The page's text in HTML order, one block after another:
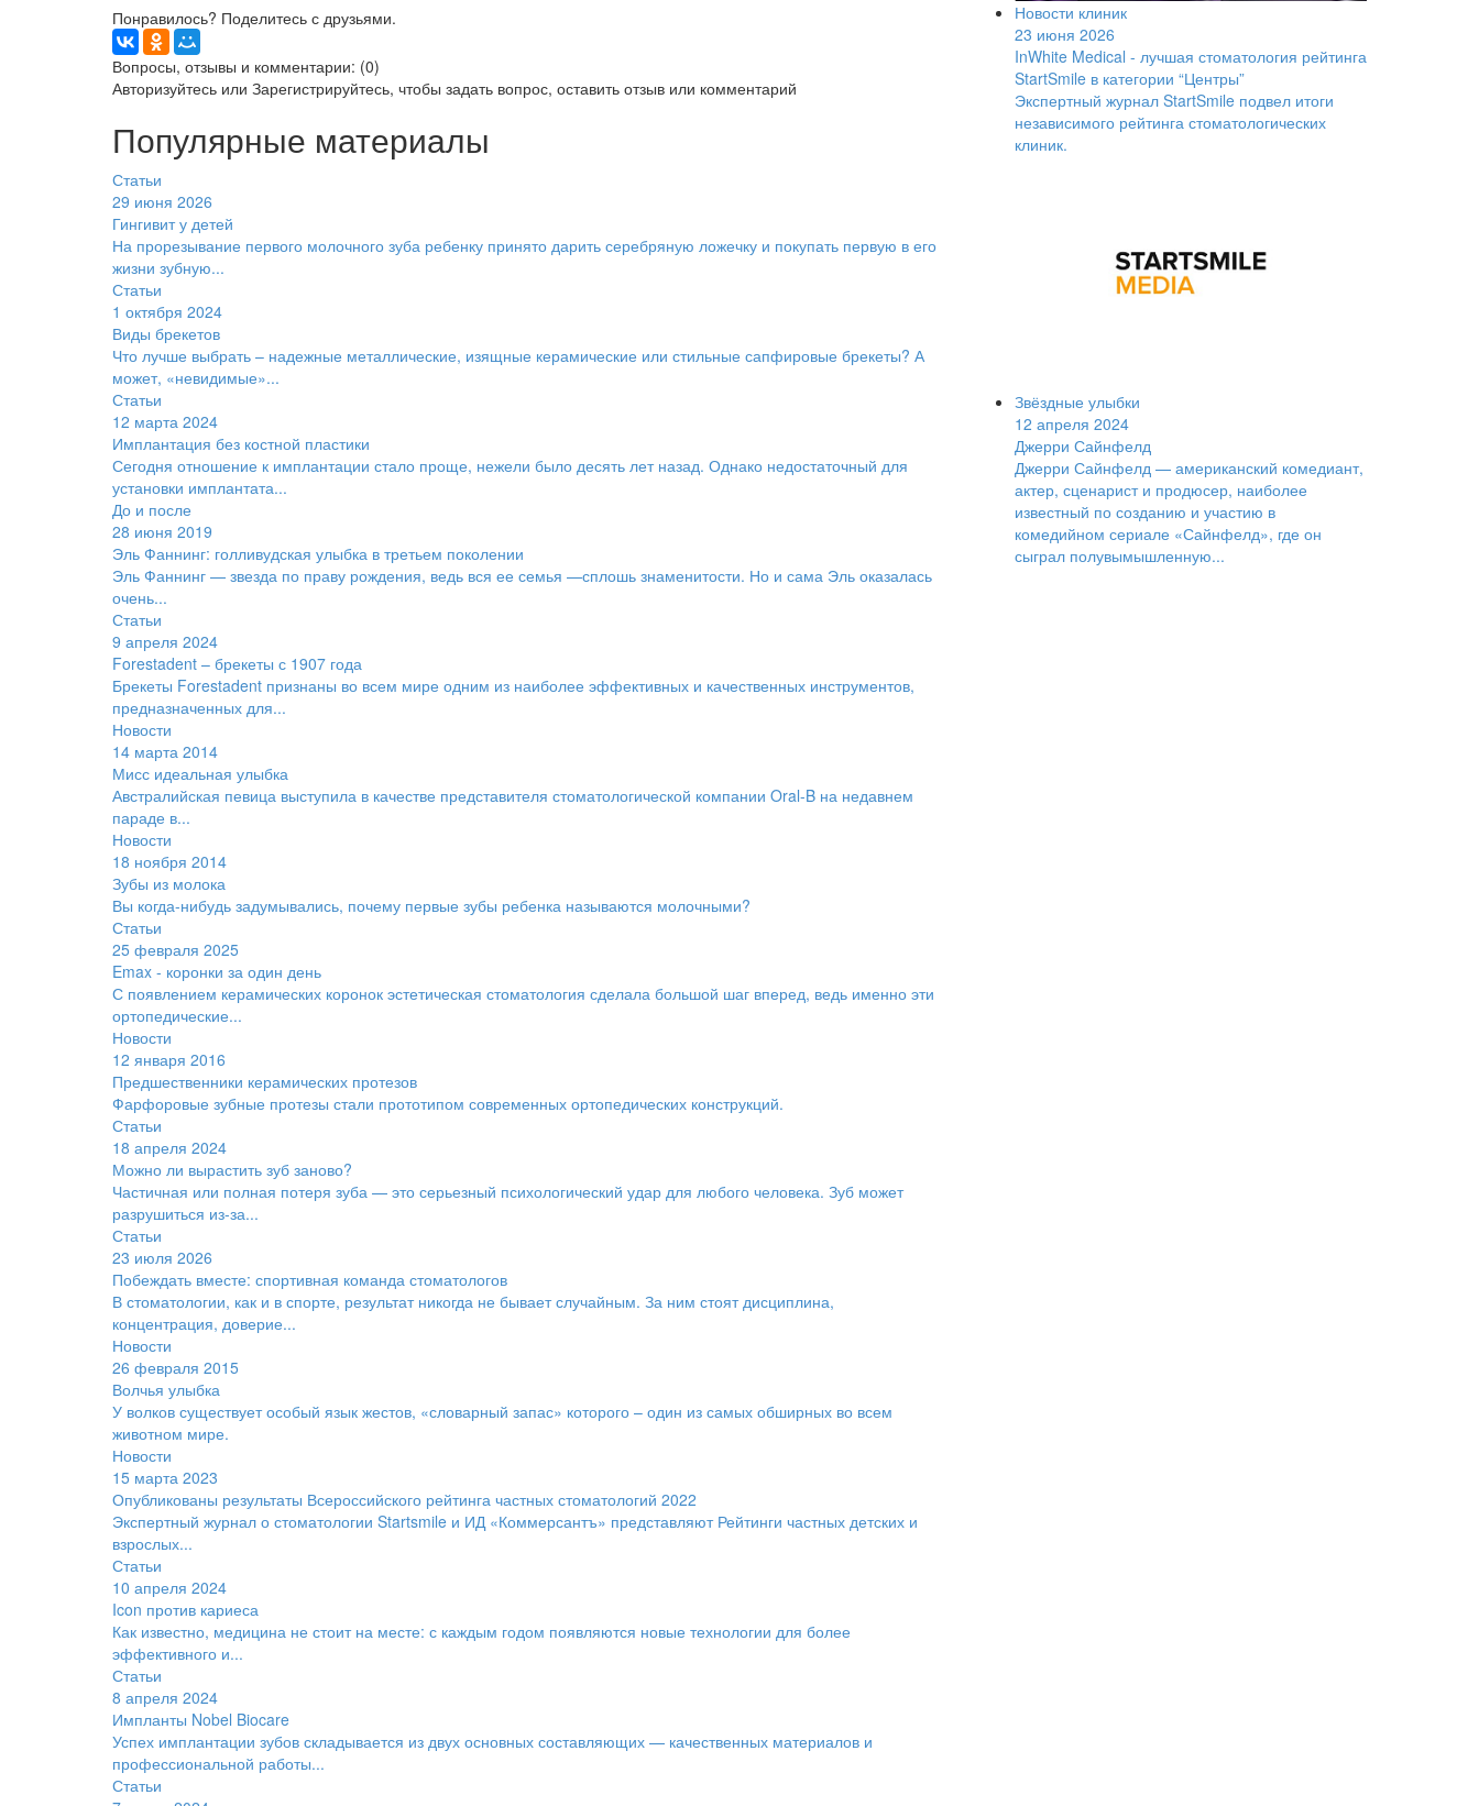
Понравилось? Поделитесь с друзьями.
Вопросы, отзывы и комментарии: (0)
Авторизуйтесь или Зарегистрируйтесь, чтобы задать вопрос, оставить отзыв или комментарий
Популярные материалы
Статьи
29 июня 2026
Гингивит у детей
На прорезывание первого молочного зуба ребенку принято дарить серебряную ложечку и покупать первую в его
жизни зубную...
Статьи
1 октября 2024
Виды брекетов
Что лучше выбрать – надежные металлические, изящные керамические или стильные сапфировые брекеты? А
может, «невидимые»...
Статьи
12 марта 2024
Имплантация без костной пластики
Сегодня отношение к имплантации стало проще, нежели было десять лет назад. Однако недостаточный для
установки имплантата...
До и после
28 июня 2019
Эль Фаннинг: голливудская улыбка в третьем поколении
Эль Фаннинг — звезда по праву рождения, ведь вся ее семья —сплошь знаменитости. Но и сама Эль оказалась
очень...
Статьи
9 апреля 2024
Forestadent – брекеты с 1907 года
Брекеты Forestadent признаны во всем мире одним из наиболее эффективных и качественных инструментов,
предназначенных для...
Новости
14 марта 2014
Мисс идеальная улыбка
Австралийская певица выступила в качестве представителя стоматологической компании Oral-B на недавнем
параде в...
Новости
18 ноября 2014
Зубы из молока
Вы когда-нибудь задумывались, почему первые зубы ребенка называются молочными?
Статьи
25 февраля 2025
Emax - коронки за один день
С появлением керамических коронок эстетическая стоматология сделала большой шаг вперед, ведь именно эти
ортопедические...
Новости
12 января 2016
Предшественники керамических протезов
Фарфоровые зубные протезы стали прототипом современных ортопедических конструкций.
Статьи
18 апреля 2024
Можно ли вырастить зуб заново?
Частичная или полная потеря зуба — это серьезный психологический удар для любого человека. Зуб может
разрушиться из-за...
Статьи
23 июля 2026
Побеждать вместе: спортивная команда стоматологов
В стоматологии, как и в спорте, результат никогда не бывает случайным. За ним стоят дисциплина,
концентрация, доверие...
Новости
26 февраля 2015
Волчья улыбка
У волков существует особый язык жестов, «словарный запас» которого – один из самых обширных во всем
животном мире.
Новости
15 марта 2023
Опубликованы результаты Всероссийского рейтинга частных стоматологий 2022
Экспертный журнал о стоматологии Startsmile и ИД «Коммерсантъ» представляют Рейтинги частных детских и
взрослых...
Статьи
10 апреля 2024
Icon против кариеса
Как известно, медицина не стоит на месте: с каждым годом появляются новые технологии для более
эффективного и...
Статьи
8 апреля 2024
Импланты Nobel Biocare
Успех имплантации зубов складывается из двух основных составляющих — качественных материалов и
профессиональной работы...
Статьи
Новости клиник
23 июня 2026
InWhite Medical - лучшая стоматология рейтинга
StartSmile в категории “Центры”
Экспертный журнал StartSmile подвел итоги
независимого рейтинга стоматологических
клиник.
Звёздные улыбки
12 апреля 2024
Джерри Сайнфелд
Джерри Сайнфелд — американский комедиант,
актер, сценарист и продюсер, наиболее
известный по созданию и участию в
комедийном сериале «Сайнфелд», где он
сыграл полувымышленную...